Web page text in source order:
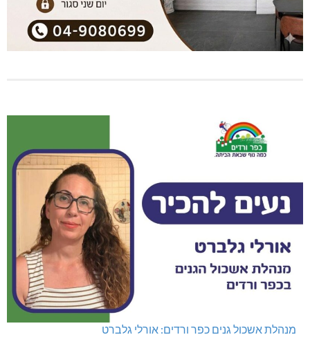
מנהלת אשכול גנים כפר ורדים: אורלי גלברט